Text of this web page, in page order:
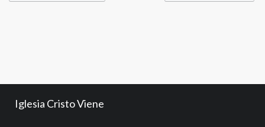
Iglesia Cristo Viene